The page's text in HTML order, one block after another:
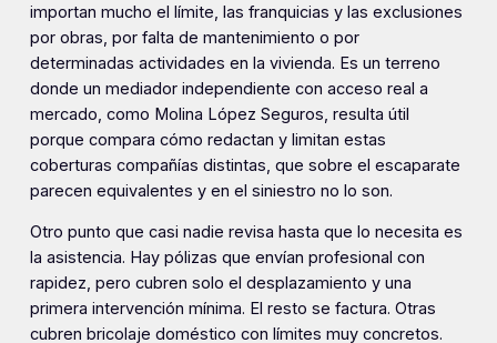
importan mucho el límite, las franquicias y las exclusiones
por obras, por falta de mantenimiento o por
determinadas actividades en la vivienda. Es un terreno
donde un mediador independiente con acceso real a
mercado, como Molina López Seguros, resulta útil
porque compara cómo redactan y limitan estas
coberturas compañías distintas, que sobre el escaparate
parecen equivalentes y en el siniestro no lo son.
Otro punto que casi nadie revisa hasta que lo necesita es
la asistencia. Hay pólizas que envían profesional con
rapidez, pero cubren solo el desplazamiento y una
primera intervención mínima. El resto se factura. Otras
cubren bricolaje doméstico con límites muy concretos.